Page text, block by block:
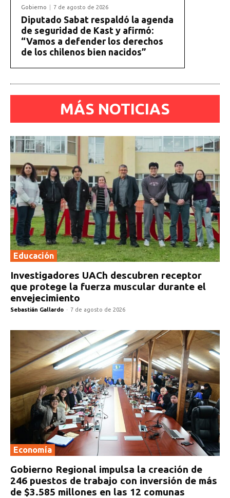
Gobierno 7 de agosto de 2026
Diputado Sabat respaldó la agenda
de seguridad de Kast y afirmó:
“Vamos a defender los derechos
de los chilenos bien nacidos”
MÁS NOTICIAS
Educación
Investigadores UACh descubren receptor
que protege la fuerza muscular durante el
envejecimiento
Sebastián Gallardo - 7 de agosto de 2026
Economía
Gobierno Regional impulsa la creación de
246 puestos de trabajo con inversión de más
de $3.585 millones en las 12 comunas